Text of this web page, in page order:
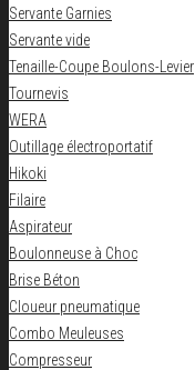
Servante Garnies
Servante vide
Tenaille-Coupe Boulons-Levier
Tournevis
WERA
Outillage électroportatif
Hikoki
Filaire
Aspirateur
Boulonneuse à Choc
Brise Béton
Cloueur pneumatique
Combo Meuleuses
Compresseur